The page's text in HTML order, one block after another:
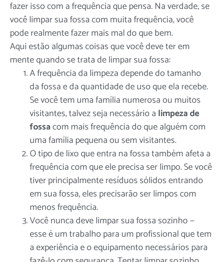
fazer isso com a frequência que pensa. Na verdade, se
você limpar sua fossa com muita frequência, você
pode realmente fazer mais mal do que bem.
Aqui estão algumas coisas que você deve ter em
mente quando se trata de limpar sua fossa:
A frequência da limpeza depende do tamanho
da fossa e da quantidade de uso que ela recebe.
Se você tem uma família numerosa ou muitos
visitantes, talvez seja necessário a limpeza de
fossacom mais frequência do que alguém com
uma família pequena ou sem visitantes.
O tipo de lixo que entra na fossa também afeta a
frequência com que ele precisa ser limpo. Se você
tiver principalmente resíduos sólidos entrando
em sua fossa, eles precisarão ser limpos com
menos frequência.
Você nunca deve limpar sua fossa sozinho —
esse é um trabalho para um profissionalque tem
a experiência e o equipamento necessários para